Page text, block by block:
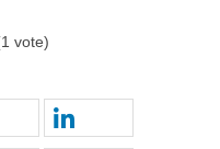
1 vote)